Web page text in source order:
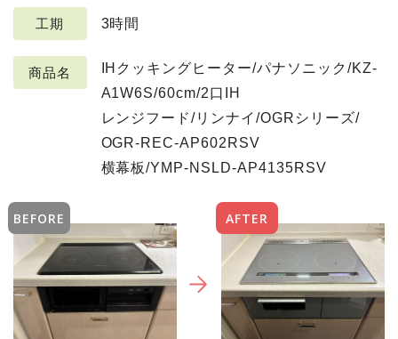
工期 3時間
商品名
IHクッキングヒーター/パナソニック/KZ-
A1W6S/60cm/2口IH
レンジフード/リンナイ/OGRシリーズ/
OGR-REC-AP602RSV
横幕板/YMP-NSLD-AP4135RSV
BEFORE AFTER